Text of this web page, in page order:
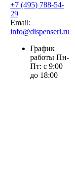
+7 (495) 788-54-
29
Email:
info@dispenseri.ru
График
работы Пн-
Пт: с 9:00
до 18:00